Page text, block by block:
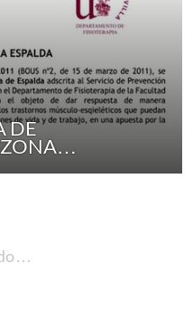
DE
ZONA…